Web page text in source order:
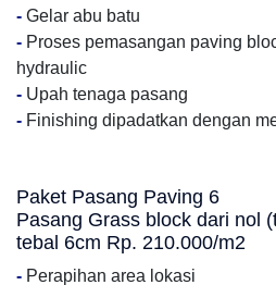
- Gelar abu batu
- Proses pemasangan paving
hydraulic
- Upah tenaga pasang
- Finishing dipadatkan dengan
Paket Pasang Paving 6
Pasang Grass block dari nol
tebal 6cm Rp. 210.000/m2
- Perapihan area lokasi